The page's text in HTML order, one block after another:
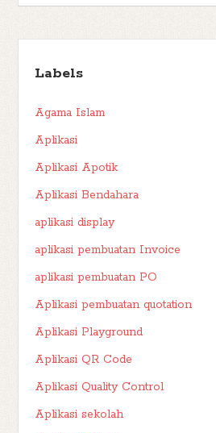
Labels
Agama Islam
Aplikasi
Aplikasi Apotik
Aplikasi Bendahara
aplikasi display
aplikasi pembuatan Invoice
aplikasi pembuatan PO
Aplikasi pembuatan quotation
Aplikasi Playground
Aplikasi QR Code
Aplikasi Quality Control
Aplikasi sekolah